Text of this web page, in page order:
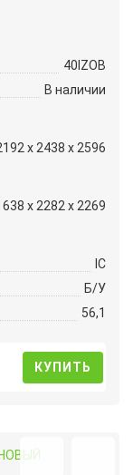
40IZOB
В наличии
x 2438 x 2596
x 2282 x 2269
IC
Б/У
56,1
КУПИТЬ